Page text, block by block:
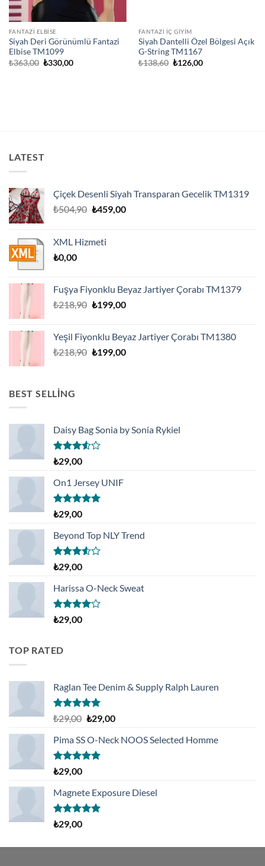
FANTAZI ELBISE
Siyah Deri Görünümlü Fantazi
Elbise TM1099
₺363,00 Orijinal
₺330,00Şu
FANTAZI İÇ GIYIM
Siyah Dantelli Özel Bölgesi Açık
G-String TM1167
₺138,60 Orijinal
₺126,00Şu
LATEST
Çiçek Desenli Siyah Transparan Gecelik TM1319
₺504,90 Orijinal
₺459,00Şu
XML Hizmeti
₺0,00
Fuşya Fiyonklu Beyaz Jartiyer Çorabı TM1379
₺218,90 Orijinal
₺199,00Şu
₺199,00.
Yeşil Fiyonklu Beyaz Jartiyer Çorabı TM1380
₺218,90 Orijinal
₺199,00Şu
BEST SELLING
Daisy Bag Sonia by Sonia Rykiel
5
üzerinden
3.50oy
aldı
₺29,00
On1 Jersey UNIF
5 üzerinden
5.00oy
aldı
₺29,00
Beyond Top NLY Trend
5
üzerinden
3.50oy
aldı
₺29,00
Harissa O-Neck Sweat
5
üzerinden
aldı
₺29,00
TOP RATED
Raglan Tee Denim & Supply Ralph Lauren
5 üzerinden
oy
aldı
₺29,00 Orijinal
₺29,00.
₺29,00Şu
fiyat:
Pima SS O-Neck NOOS Selected Homme
5 üzerinden
5.00oy
aldı
₺29,00
Magnete Exposure Diesel
5 üzerinden
5.00oy
₺29,00